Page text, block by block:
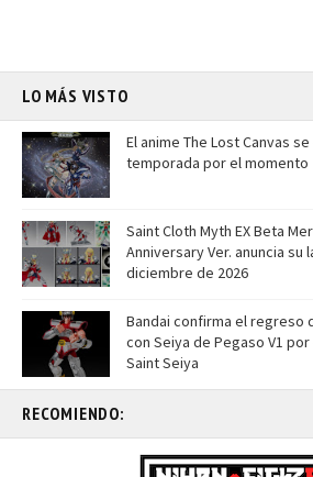
LO MÁS VISTO
El anime The Lost Canvas
temporada por el momento
Saint Cloth Myth EX Beta
Anniversary Ver. anuncia su
diciembre de 2026
Bandai confirma el regreso
con Seiya de Pegaso V1
Saint Seiya
RECOMIENDO: